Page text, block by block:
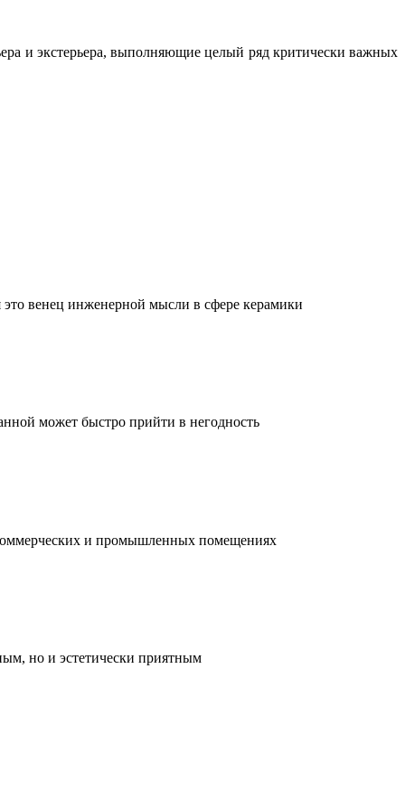
и экстерьера, выполняющие целый ряд критически важных
венец инженерной мысли в сфере керамики
может быстро прийти в негодность
и промышленных помещениях
но и эстетически приятным